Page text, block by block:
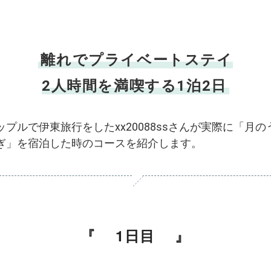
離れでプライベートステイ
2人時間を満喫する1泊2日
プルで伊東旅行をしたxx20088ssさんが実際に「月の
」を宿泊した時のコースを紹介します。
1日目